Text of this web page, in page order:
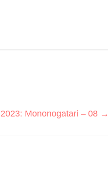
Mononogatari – 08 →